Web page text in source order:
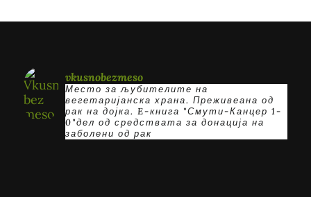
vkusnobezmeso
Место за љубителите на
вегетаријанска храна. Преживеана од
рак на дојка. E-книга "Смути-Канцер 1-
0"дел од средствата за донација на
заболени од рак